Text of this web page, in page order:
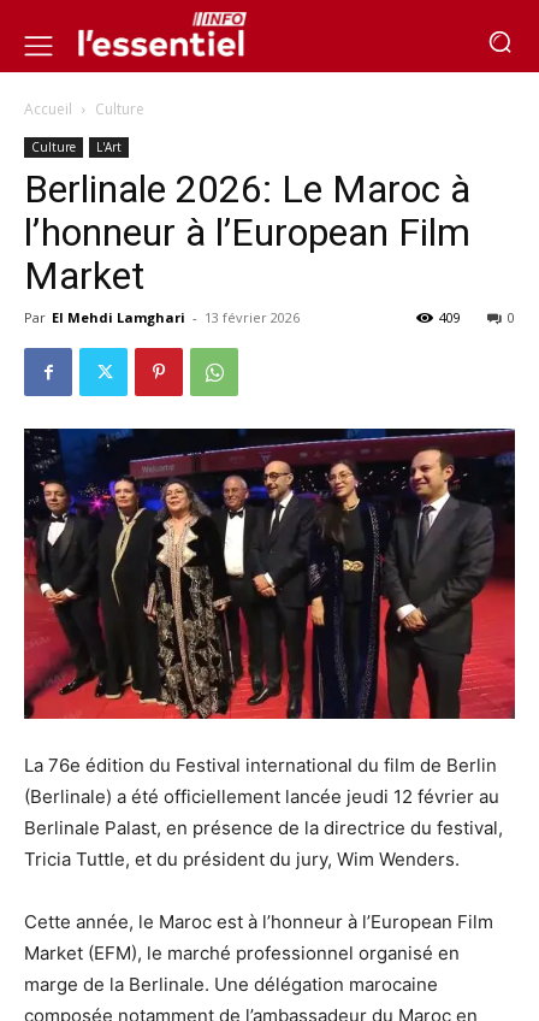
Accueil Culture
Culture L'Art
Berlinale 2026: Le Maroc à
l’honneur à l’European Film
Market
Par El Mehdi Lamghari - 13 février 2026 0
409
La 76e édition du Festival international du film de Berlin
(Berlinale) a été officiellement lancée jeudi 12 février au
Berlinale Palast, en présence de la directrice du festival,
Tricia Tuttle, et du président du jury, Wim Wenders.
Cette année, le Maroc est à l’honneur à l’European Film
Market (EFM), le marché professionnel organisé en
marge de la Berlinale. Une délégation marocaine
composée notamment de l’ambassadeur du Maroc en